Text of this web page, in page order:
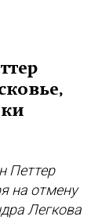
Петтер
на отмену
Легкова